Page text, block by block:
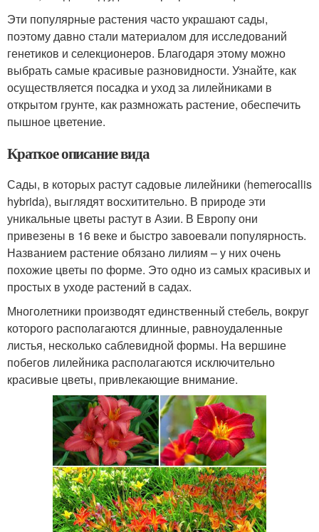
Эти популярные растения часто украшают сады,
поэтому давно стали материалом для исследований
генетиков и селекционеров. Благодаря этому можно
выбрать самые красивые разновидности. Узнайте, как
осуществляется посадка и уход за лилейниками в
открытом грунте, как размножать растение, обеспечить
пышное цветение.
Краткое описание вида
Сады, в которых растут садовые лилейники (hemerocallis
hybrida), выглядят восхитительно. В природе эти
уникальные цветы растут в Азии. В Европу они
привезены в 16 веке и быстро завоевали популярность.
Названием растение обязано лилиям – у них очень
похожие цветы по форме. Это одно из самых красивых и
простых в уходе растений в садах.
Многолетники производят единственный стебель, вокруг
которого располагаются длинные, равноудаленные
листья, несколько саблевидной формы. На вершине
побегов лилейника располагаются исключительно
красивые цветы, привлекающие внимание.